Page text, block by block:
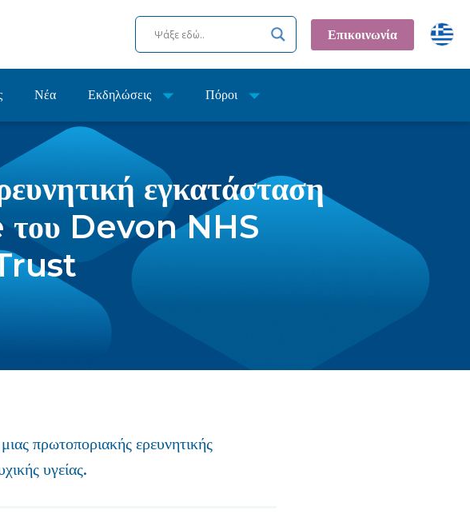
Επικοινωνία
Νέα Εκδηλώσεις Πόροι
εγκατάσταση
Devon NHS
πρωτοποριακής ερευνητικής
υγείας.